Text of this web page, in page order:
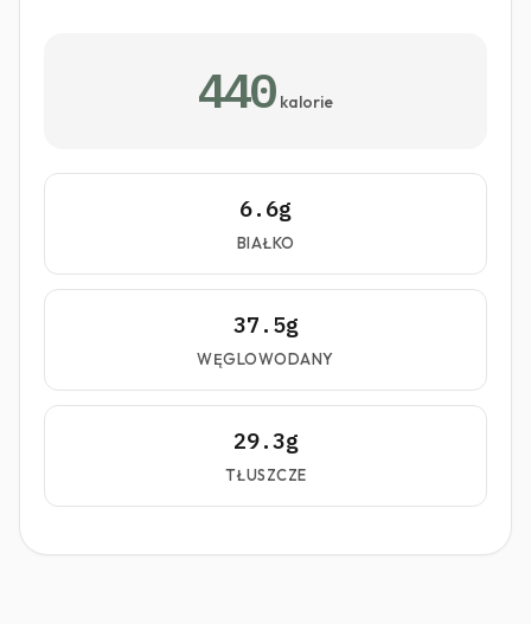
440 kalorie
6.6g
BIAŁKO
37.5g
WĘGLOWODANY
29.3g
TŁUSZCZE